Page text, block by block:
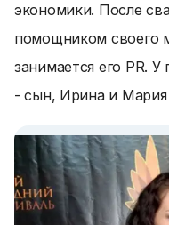
экономики. После
помощником своего
занимается его PR.
- сын, Ирина и Мария